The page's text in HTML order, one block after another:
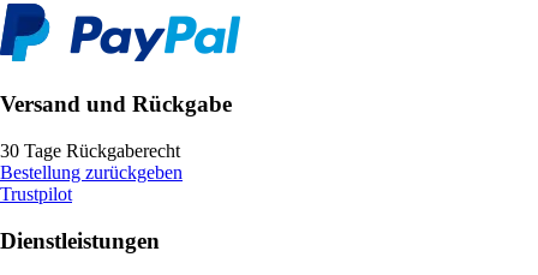
Versand und Rückgabe
30 Tage Rückgaberecht
Bestellung zurückgeben
Trustpilot
Dienstleistungen